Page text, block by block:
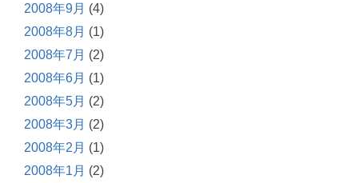
2008年9月 (4)
2008年8月 (1)
2008年7月 (2)
2008年6月 (1)
2008年5月 (2)
2008年3月 (2)
2008年2月 (1)
2008年1月 (2)